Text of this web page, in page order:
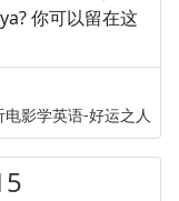
你可以留在这
电影学英语-好运之人